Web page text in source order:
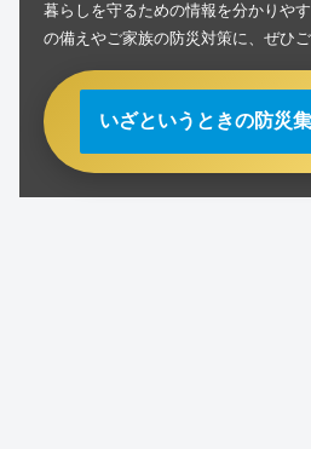
暮らしを守るための情報を分かりや
の備えやご家族の防災対策に、ぜひご
いざというときの防災集